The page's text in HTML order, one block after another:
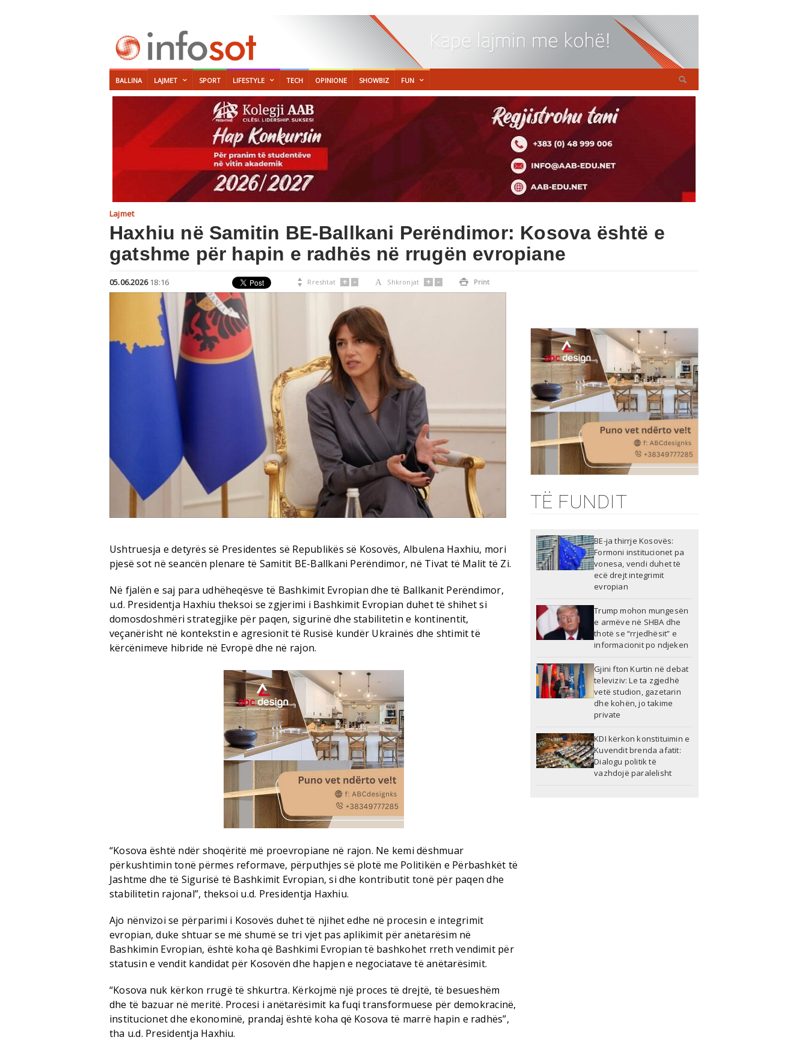
BALLINA LAJMET SPORT LIFESTYLE TECH OPINIONE SHOWBIZ FUN
Lajmet
Haxhiu në Samitin BE-Ballkani Perëndimor: Kosova është e
gatshme për hapin e radhës në rrugën evropiane
05.06.2026 18:16  Rreshtat + - A Shkronjat + -  Print
Ushtruesja e detyrës së Presidentes së Republikës së Kosovës, Albulena Haxhiu, mori
pjesë sot në seancën plenare të Samitit BE-Ballkani Perëndimor, në Tivat të Malit të Zi.
Në fjalën e saj para udhëheqësve të Bashkimit Evropian dhe të Ballkanit Perëndimor,
u.d. Presidentja Haxhiu theksoi se zgjerimi i Bashkimit Evropian duhet të shihet si
domosdoshmëri strategjike për paqen, sigurinë dhe stabilitetin e kontinentit,
veçanërisht në kontekstin e agresionit të Rusisë kundër Ukrainës dhe shtimit të
kërcënimeve hibride në Evropë dhe në rajon.
“Kosova është ndër shoqëritë më proevropiane në rajon. Ne kemi dëshmuar
përkushtimin tonë përmes reformave, përputhjes së plotë me Politikën e Përbashkët të
Jashtme dhe të Sigurisë të Bashkimit Evropian, si dhe kontributit tonë për paqen dhe
stabilitetin rajonal”, theksoi u.d. Presidentja Haxhiu.
Ajo nënvizoi se përparimi i Kosovës duhet të njihet edhe në procesin e integrimit
evropian, duke shtuar se më shumë se tri vjet pas aplikimit për anëtarësim në
Bashkimin Evropian, është koha që Bashkimi Evropian të bashkohet rreth vendimit për
statusin e vendit kandidat për Kosovën dhe hapjen e negociatave të anëtarësimit.
“Kosova nuk kërkon rrugë të shkurtra. Kërkojmë një proces të drejtë, të besueshëm
dhe të bazuar në meritë. Procesi i anëtarësimit ka fuqi transformuese për demokracinë,
institucionet dhe ekonominë, prandaj është koha që Kosova të marrë hapin e radhës”,
tha u.d. Presidentja Haxhiu.
TË FUNDIT
BE-ja thirrje Kosovës:
Formoni institucionet pa
vonesa, vendi duhet të
ecë drejt integrimit
evropian
Trump mohon mungesën
e armëve në SHBA dhe
thotë se “rrjedhësit” e
informacionit po ndjeken
Gjini fton Kurtin në debat
televiziv: Le ta zgjedhë
vetë studion, gazetarin
dhe kohën, jo takime
private
KDI kërkon konstituimin e
Kuvendit brenda afatit:
Dialogu politik të
vazhdojë paralelisht